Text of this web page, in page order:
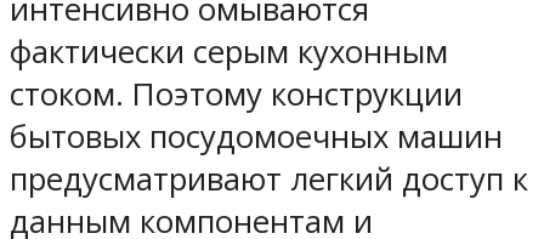
интенсивно омываются
фактически серым кухонным
стоком. Поэтому конструкции
бытовых посудомоечных машин
предусматривают легкий доступ к
данным компонентам и